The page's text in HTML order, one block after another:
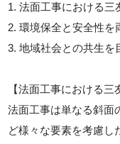
1. 法面工事における三
2. 環境保全と安全性を
3. 地域社会との共生を
【法面工事における三
法面工事は単なる斜面
ど様々な要素を考慮し